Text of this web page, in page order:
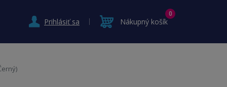
Prihlásiť sa Nákupný košík
0